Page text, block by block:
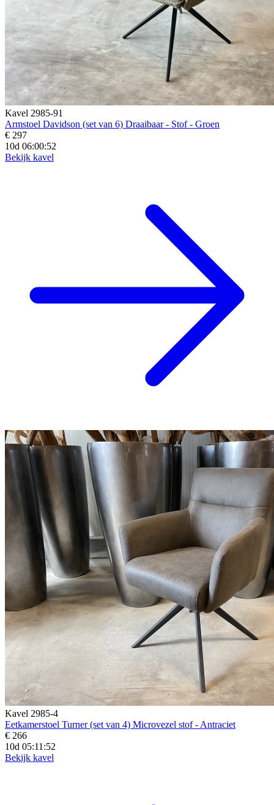
Kavel 2985-91
Armstoel Davidson (set van 6) Draaibaar - Stof - Groen
€ 297
10d 06:00:50
Bekijk kavel
Kavel 2985-4
Eetkamerstoel Turner (set van 4) Microvezel stof - Antraciet
€ 266
10d 05:11:50
Bekijk kavel